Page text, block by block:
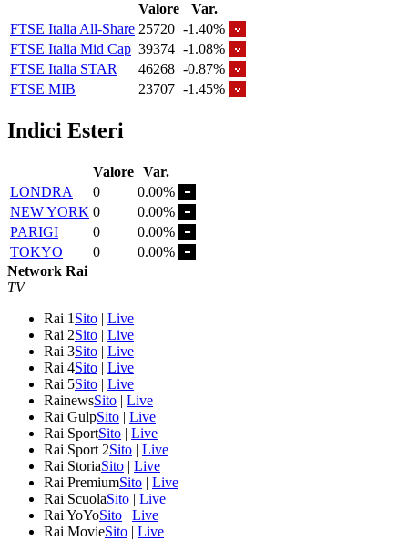
Valore
Var.
FTSE Italia All-Share 25720 -1.40%
FTSE Italia Mid Cap 39374 -1.08%
FTSE Italia STAR
46268 -0.87%
FTSE MIB
23707 -1.45%
Indici Esteri
Valore Var.
LONDRA
0
0.00%
NEW YORK 0
0.00%
PARIGI
0
0.00%
TOKYO
0
0.00%
Network Rai
TV
Rai 1 Sito | Live
Rai 2Sito | Live
Rai 3Sito | Live
Rai 4Sito | Live
Rai 5Sito | Live
RainewsSito | Live
Rai GulpSito | Live
Rai SportSito | Live
Rai Sport 2Sito | Live
Rai StoriaSito | Live
Rai PremiumSito | Live
Rai ScuolaSito | Live
Rai YoYoSito | Live
Rai MovieSito | Live